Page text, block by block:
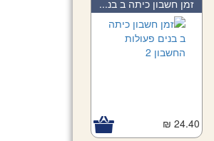
זמן חשבון כיתה ב בנ...
24.40 ₪